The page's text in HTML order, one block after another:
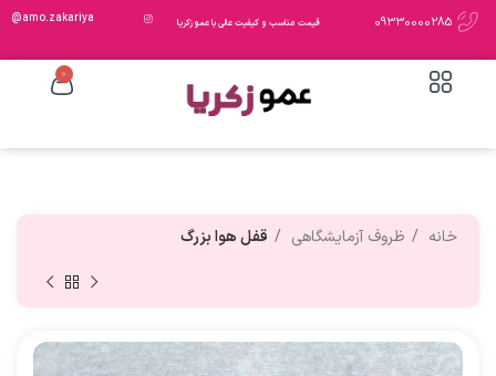
09330000285 قیمت مناسب و کیفیت عالی با عمو زکریا amo.zakariya@
0
خانه ظروف آزمایشگاهی قفل هوا بزرگ